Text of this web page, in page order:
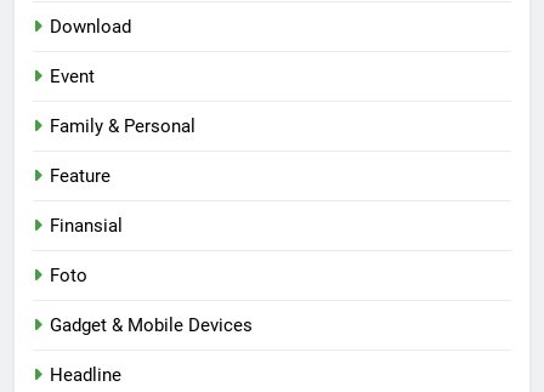
Download
Event
Family & Personal
Feature
Finansial
Foto
Gadget & Mobile Devices
Headline